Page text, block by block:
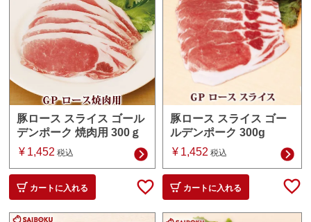
豚ロース スライス ゴール
デンポーク 焼肉用 300ｇ
¥ 1,452 税込
カートに入れる
豚ロース スライス ゴー
ルデンポーク 300g
¥ 1,452 税込
カートに入れる